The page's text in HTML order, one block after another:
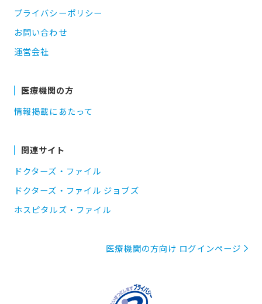
プライバシーポリシー
お問い合わせ
運営会社
医療機関の方
情報掲載にあたって
関連サイト
ドクターズ・ファイル
ドクターズ・ファイル ジョブズ
ホスピタルズ・ファイル
医療機関の方向け ログインページ